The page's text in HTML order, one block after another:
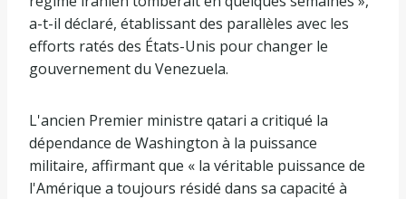
a-t-il déclaré, établissant des parallèles avec les
efforts ratés des États-Unis pour changer le
gouvernement du Venezuela.
L'ancien Premier ministre qatari a critiqué la
dépendance de Washington à la puissance
militaire, affirmant que « la véritable puissance de
l'Amérique a toujours résidé dans sa capacité à